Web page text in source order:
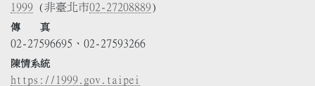
1999 (非臺北市02-27208889)
傳 真
02-27596695、02-27593266
陳情系統
https://1999.gov.taipei